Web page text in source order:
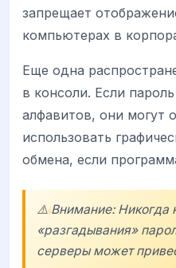
запрещает
компьютерах в
Еще одна
в консоли. Если
алфавитов, они могут
использовать
обмена, если
⚠️ Внимание: Никогда
«разгадывания»
серверы может